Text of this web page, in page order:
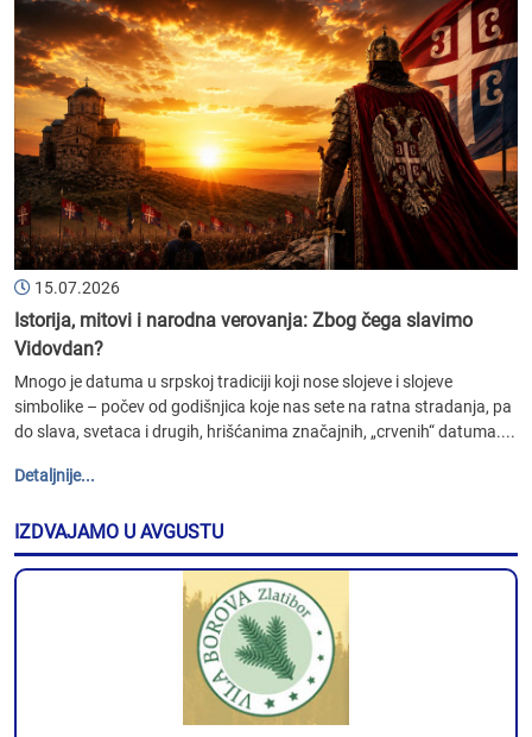
15.07.2026
Istorija, mitovi i narodna verovanja: Zbog čega slavimo
Vidovdan?
Mnogo je datuma u srpskoj tradiciji koji nose slojeve i slojeve
simbolike – počev od godišnjica koje nas sete na ratna stradanja, pa
do slava, svetaca i drugih, hrišćanima značajnih, „crvenih“ datuma....
Detaljnije...
IZDVAJAMO U AVGUSTU